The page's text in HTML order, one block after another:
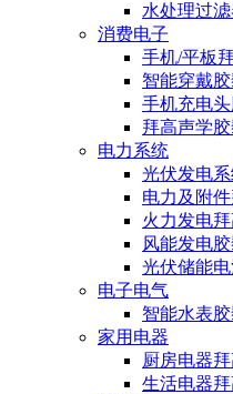
水处理过
消费电子
手机/平板
智能穿戴
手机充电
拜高声学
电力系统
光伏发电
电力及附
火力发电
风能发电
光伏储能
电子电气
智能水表
家用电器
厨房电器
生活电器